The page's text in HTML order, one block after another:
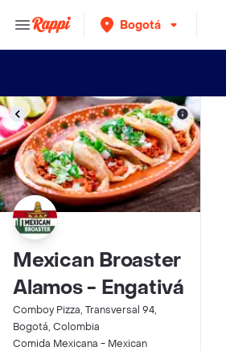
Bogotá
Mexican Broaster
Alamos - Engativá
Comboy Pizza, Transversal 94,
Bogotá, Colombia
Comida Mexicana - Mexican